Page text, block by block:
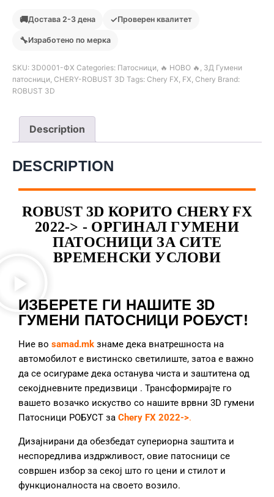
🚚Достава 2-3 дена ✓Проверен квалитет
🔧Изработено по мерка
SKU: 3D0001-ФХ Categories: Патосници, 🔥 НОВО 🔥 , 3Д Гумени
патосници, CHERY-ROBUST 3D Tags: Chery FX, FX, Chery Brand:
ROBUST 3D
Description
DESCRIPTION
ROBUST 3D КОРИТО CHERY FX
2022-> - ОРГИНАЛ ГУМЕНИ
ПАТОСНИЦИ ЗА СИТЕ
ВРЕМЕНСКИ УСЛОВИ
ИЗБЕРЕТЕ ГИ НАШИТЕ 3D
ГУМЕНИ ПАТОСНИЦИ РОБУСТ!
Ние во samad.mk знаме дека внатрешноста на
автомобилот е вистинско светилиште, затоа е важно
да се осигураме дека останува чиста и заштитена од
секојдневните предизвици . Трансформирајте го
вашето возачко искуство со нашите врвни 3D гумени
Патосници РОБУСТ за Chery FX 2022->.
Дизајнирани да обезбедат супериорна заштита и
неспоредлива издржливост, овие патосници се
совршен избор за секој што го цени и стилот и
функционалноста на своето возило.